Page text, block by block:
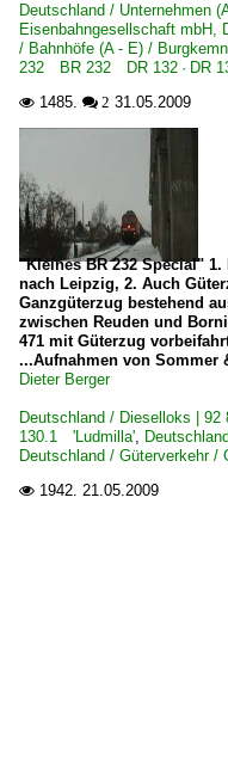
Deutschland / Unternehmen
Eisenbahngesellschaft
/ Bahnhöfe (A - E) /
232 BR 232 DR 132 · DR
 1485.  2 31.05.2009
"Kleines BR 232 Special"
nach Leipzig, 2. Auch
Ganzgüterzug bestehend
zwischen Reuden und
471 mit Güterzug
...Aufnahmen von Sommer
Dieter Berger
Deutschland / Dieselloks |
130.1 'Ludmilla',
Deutschland / Güterverkehr /
 1942. 21.05.2009